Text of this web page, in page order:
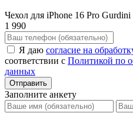
Чехол для iPhone 16 Pro
1 990
Я даю согласие на
соответствии с Политикой по
данных
Отправить
Заполните анкету